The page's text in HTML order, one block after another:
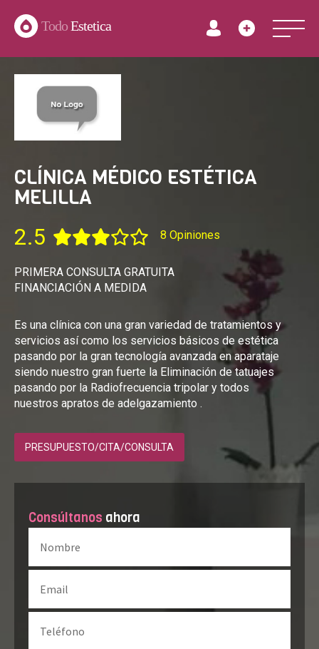
TodoEstetica
CLÍNICA MÉDICO ESTÉTICA
MELILLA
2.5
8 Opiniones
PRIMERA CONSULTA GRATUITA
FINANCIACIÓN A MEDIDA
Es una clínica con una gran variedad de tratamientos y
servicios así como los servicios básicos de estética
pasando por la gran tecnología avanzada en aparataje
siendo nuestro gran fuerte la Eliminación de tatuajes
pasando por la Radiofrecuencia tripolar y todos
nuestros apratos de adelgazamiento .
PRESUPUESTO/CITA/CONSULTA
Consúltanos ahora